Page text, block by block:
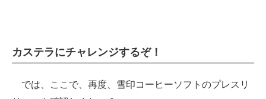
カステラにチャレンジするぞ！
では、ここで、再度、雪印コーヒーソフトのプレスリ